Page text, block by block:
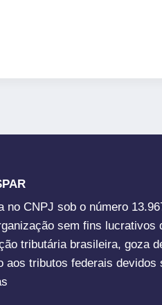
no CNPJ sob o número
sem fins lucrativos
tributária brasileira, goza
aos tributos federais devidos